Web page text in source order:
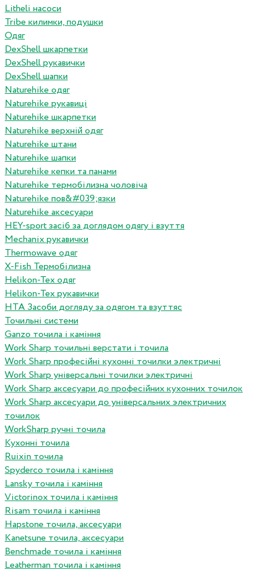
Litheli насоси
Tribe килимки, подушки
Одяг
DexShell шкарпетки
DexShell рукавички
DexShell шапки
Naturehike одяг
Naturehike рукавиці
Naturehike шкарпетки
Naturehike верхній одяг
Naturehike штани
Naturehike шапки
Naturehike кепки та панами
Naturehike термобілизна чоловіча
Naturehike пов&#039;язки
Naturehike аксесуари
HEY-sport засіб за доглядом одягу і взуття
Mechanix рукавички
Thermowave одяг
X-Fish Термобілизна
Helikon-Tex одяг
Helikon-Tex рукавички
HTA Засоби догляду за одягом та взуттяс
Точильні системи
Ganzo точила і каміння
Work Sharp точильні верстати і точила
Work Sharp професiйнi кухоннi точилки электричнi
Work Sharp унiверсальнi точилки электричнi
Work Sharp аксесуари до професiйних кухонних точилок
Work Sharp аксесуари до унiверсальних электричних
точилок
WorkSharp ручні точила
Кухонні точила
Ruixin точила
Spyderco точила і каміння
Lansky точила і каміння
Victorinox точила і каміння
Risam точила і каміння
Hapstone точила, аксесуари
Kanetsune точила, аксесуари
Benchmade точила і каміння
Leatherman точила і каміння